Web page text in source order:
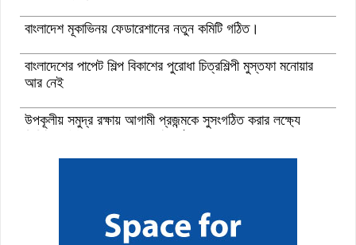
বাংলাদেশ মূকাভিনয় ফেডারেশানের নতুন কমিটি গঠিত।
বাংলাদেশের পাপেট শিল্প বিকাশের পুরোধা চিত্রশিল্পী মুস্তফা মনোয়ার
আর নেই
উপকূলীয় সমুদ্র রক্ষায় আগামী প্রজন্মকে সুসংগঠিত করার লক্ষ্যে